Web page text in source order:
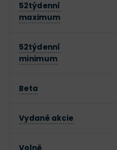
52týdenní
maximum
52týdenní
minimum
Beta
Vydané akcie
Volně